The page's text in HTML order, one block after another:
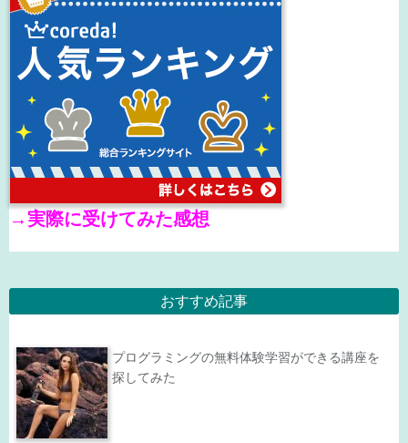
→実際に受けてみた感想
おすすめ記事
プログラミングの無料体験学習ができる講座を
探してみた